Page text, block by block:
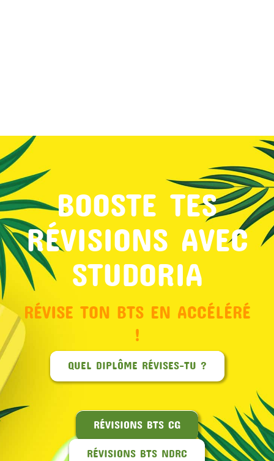
BOOSTE TES
RÉVISIONS AVEC
STUDORIA
RÉVISE TON BTS EN ACCÉLÉRÉ
!
QUEL DIPLÔME RÉVISES-TU ?
RÉVISIONS BTS CG
RÉVISIONS BTS NDRC